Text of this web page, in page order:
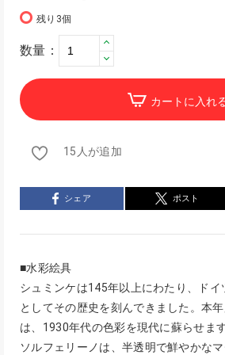
残り3個
数量：
カートに入れ
15人が追加
シェア ポスト
■水彩絵具
シュミンケは145年以上にわたり、ド
としてその歴史を刻んできました。本
は、1930年代の色彩を現代に蘇らせます
ソルフェリーノは、半透明で鮮やかな